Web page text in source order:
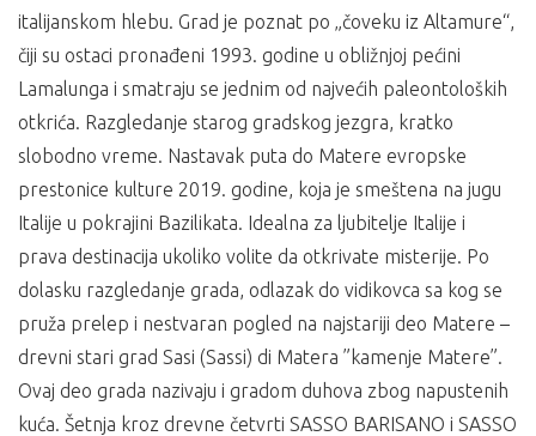
italijanskom hlebu. Grad je poznat po „čoveku iz Altamure“,
čiji su ostaci pronađeni 1993. godine u obližnjoj pećini
Lamalunga i smatraju se jednim od najvećih paleontoloških
otkrića. Razgledanje starog gradskog jezgra, kratko
slobodno vreme. Nastavak puta do Matere evropske
prestonice kulture 2019. godine, koja je smeštena na jugu
Italije u pokrajini Bazilikata. Idealna za ljubitelje Italije i
prava destinacija ukoliko volite da otkrivate misterije. Po
dolasku razgledanje grada, odlazak do vidikovca sa kog se
pruža prelep i nestvaran pogled na najstariji deo Matere –
drevni stari grad Sasi (Sassi) di Matera ”kamenje Matere”.
Ovaj deo grada nazivaju i gradom duhova zbog napustenih
kuća. Šetnja kroz drevne četvrti SASSO BARISANO i SASSO